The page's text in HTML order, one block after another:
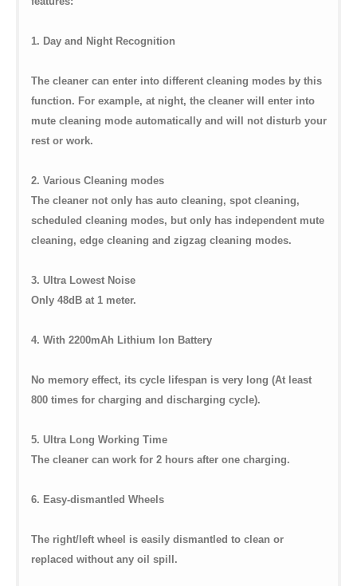
1. Day and Night Recognition
The cleaner can enter into different cleaning modes by this
function. For example, at night, the cleaner will enter into
mute cleaning mode automatically and will not disturb your
rest or work.
2. Various Cleaning modes
The cleaner not only has auto cleaning, spot cleaning,
scheduled cleaning modes, but only has independent mute
cleaning, edge cleaning and zigzag cleaning modes.
3. Ultra Lowest Noise
Only 48dB at 1 meter.
4. With 2200mAh Lithium Ion Battery
No memory effect, its cycle lifespan is very long (At least
800 times for charging and discharging cycle).
5. Ultra Long Working Time
The cleaner can work for 2 hours after one charging.
6. Easy-dismantled Wheels
The right/left wheel is easily dismantled to clean or
replaced without any oil spill.